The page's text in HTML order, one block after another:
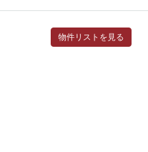
物件リストを見る